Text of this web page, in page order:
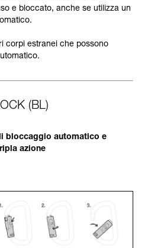
e bloccato, anche se utilizza un
corpi estranei che possono
(BL)
bloccaggio automatico e
azione